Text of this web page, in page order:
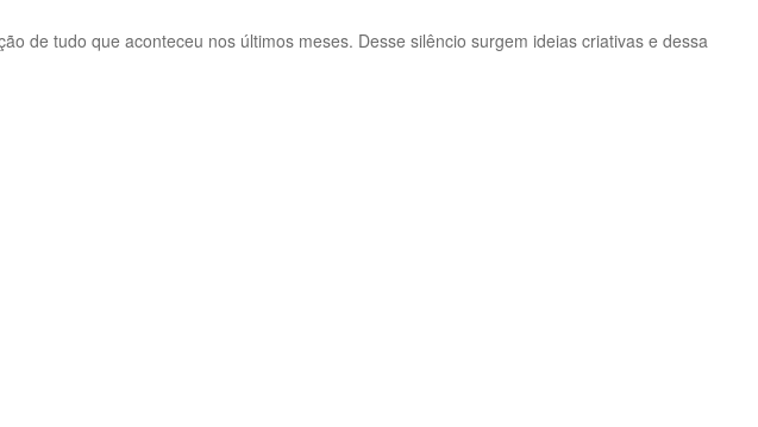
de tudo que aconteceu nos últimos meses. Desse silêncio surgem ideias criativas e dessa